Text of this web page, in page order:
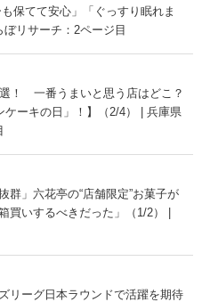
保てて安心」「ぐっすり眠れま
リサーチ：2ページ目
！ 一番うまいと思う店はどこ？
ケーキの日」！】（2/4） | 兵庫県
群」六花亭の“店舗限定”お菓子が
いするべきだった」（1/2） |
リーグ日本ラウンドで活躍を期待